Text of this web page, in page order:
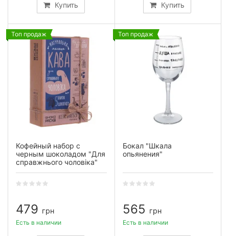
Купить Купить
Топ продаж
Кофейный набор с
черным шоколадом "Для
справжнього чоловіка"
479 грн
Есть в наличии
Топ продаж
Бокал "Шкала
опьянения"
565 грн
Есть в наличии